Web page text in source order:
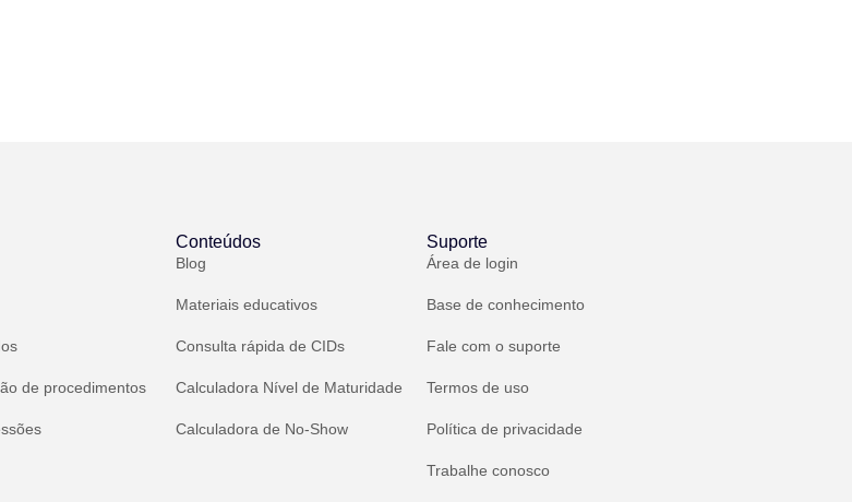
de procedimentos
Conteúdos
Blog
Materiais educativos
Consulta rápida de CIDs
Calculadora Nível de Maturidade
Calculadora de No-Show
Suporte
Área de login
Base de conhecimento
Fale com o suporte
Termos de uso
Política de privacidade
Trabalhe conosco